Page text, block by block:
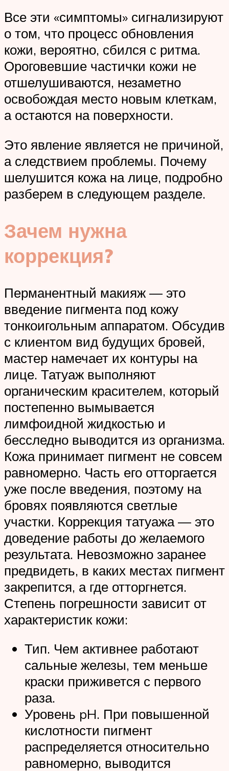
Все эти «симптомы» сигнализируют
о том, что процесс обновления
кожи, вероятно, сбился с ритма.
Ороговевшие частички кожи не
отшелушиваются, незаметно
освобождая место новым клеткам,
а остаются на поверхности.
Это явление является не причиной,
а следствием проблемы. Почему
шелушится кожа на лице, подробно
разберем в следующем разделе.
Зачем нужна
коррекция?
Перманентный макияж — это
введение пигмента под кожу
тонкоигольным аппаратом. Обсудив
с клиентом вид будущих бровей,
мастер намечает их контуры на
лице. Татуаж выполняют
органическим красителем, который
постепенно вымывается
лимфоидной жидкостью и
бесследно выводится из организма.
Кожа принимает пигмент не совсем
равномерно. Часть его отторгается
уже после введения, поэтому на
бровях появляются светлые
участки. Коррекция татуажа — это
доведение работы до желаемого
результата. Невозможно заранее
предвидеть, в каких местах пигмент
закрепится, а где отторгнется.
Степень погрешности зависит от
характеристик кожи:
Тип. Чем активнее работают
сальные железы, тем меньше
краски приживется с первого
раза.
Уровень pH. При повышенной
кислотности пигмент
распределяется относительно
равномерно, выводится